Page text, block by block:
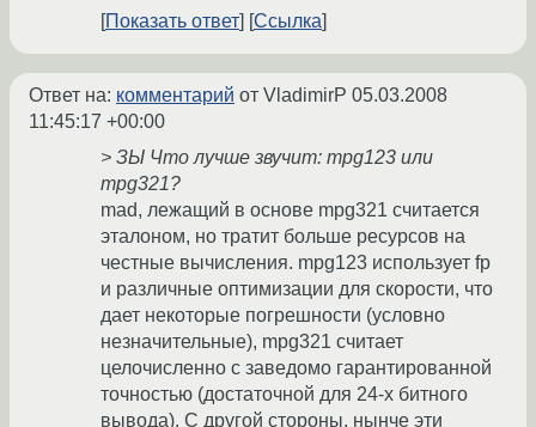
Показать ответ Ссылка
Ответ на: комментарий от VladimirP 05.03.2008
11:45:17 +00:00
> ЗЫ Что лучше звучит: mpg123 или
mpg321?
mad, лежащий в основе mpg321 считается
эталоном, но тратит больше ресурсов на
честные вычисления. mpg123 использует fp
и различные оптимизации для скорости, что
дает некоторые погрешности (условно
незначительные), mpg321 считает
целочисленно с заведомо гарантированной
точностью (достаточной для 24-х битного
вывода). С другой стороны, нынче эти